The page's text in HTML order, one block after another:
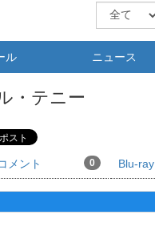
ル ニュース
・テニー
メント 0 Blu-ray